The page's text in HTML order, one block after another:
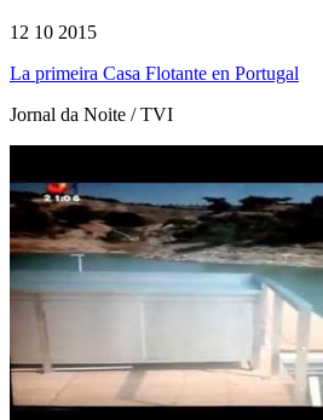
12 10 2015
La primeira Casa Flotante en Portugal
Jornal da Noite / TVI